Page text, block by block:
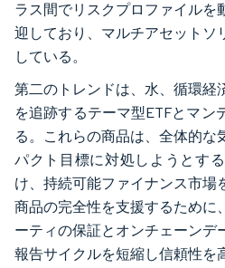
ラス間でリスクプロファイルを
迎しており、マルチアセットソ
している。
第二のトレンドは、水、循環経
を追跡するテーマ型ETFとマン
る。これらの商品は、全体的な
パクト目標に対処しようとす
け、持続可能ファイナンス市場
商品の完全性を支援するために
ーティの保証とオンチェーンデ
報告サイクルを短縮し信頼性を